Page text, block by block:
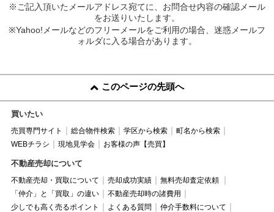
※ご記入頂いたメールアドレス宛てに、お問合せ内容の確認メール
をお送りいたします。
※Yahoo!メールなどのフリーメールをご利用の場合、迷惑メールフ
ォルダに入る場合があります。
このページの先頭へ
買いたい
売買専門サイト 総合物件検索 学区から検索
町名から検索
WEBチラシ
現地見学会 お客様の声【売買】
不動産売却について
不動産売却・買取について 売却成功実績
無料売却査定依頼
「仲介」と「買取」の違い
不動産売却時の諸費用
少しでも高く売るポイント
よくある質問
仲介手数料について